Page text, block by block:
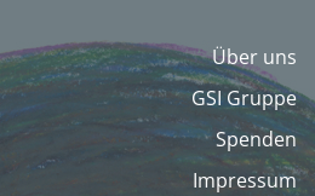
Über uns
GSI Gruppe
Spenden
Impressum